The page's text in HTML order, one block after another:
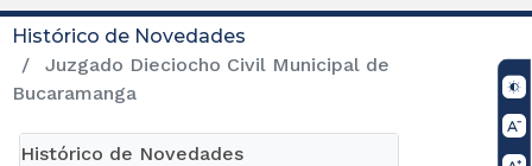
Histórico de Novedades
Juzgado Dieciocho Civil Municipal de
Bucaramanga
Histórico de Novedades